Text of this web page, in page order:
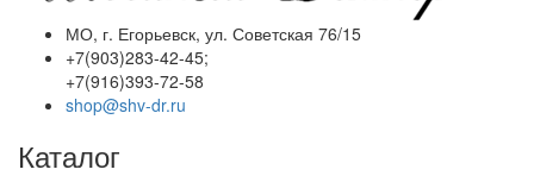
МО, г. Егорьевск, ул. Советская 76/15
+7(903)283-42-45;
+7(916)393-72-58
shop@shv-dr.ru
Каталог